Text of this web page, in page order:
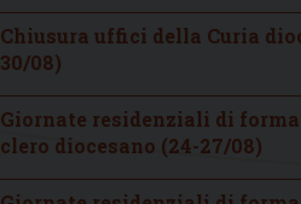
Chiusura uffici della Curia
30/08)
Giornate residenziali di
clero diocesano (24-27/08)